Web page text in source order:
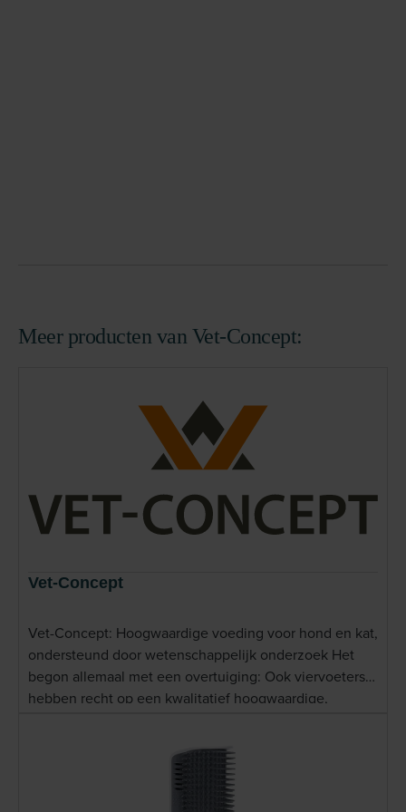
Meer producten van Vet-Concept:
Vet-Concept
Vet-Concept: Hoogwaardige voeding voor hond en kat,
ondersteund door wetenschappelijk onderzoek Het
begon allemaal met een overtuiging: Ook viervoeters
hebben recht op een kwalitatief hoogwaardige,
zijn premium, hypoallergene diervoeding voor honden
en katten. Dit Duitse merk wordt veelvuldig
aanbevolen door dierenartsen en gebruikt in